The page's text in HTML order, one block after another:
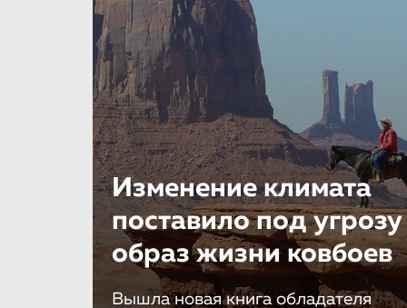
Изменение климата
поставило под угрозу
образ жизни ковбоев
Вышла новая книга обладателя